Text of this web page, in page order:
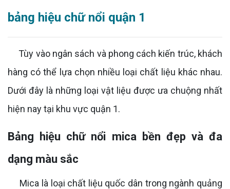
bảng hiệu chữ nổi quận 1
Tùy vào ngân sách và phong cách kiến trúc, khách
hàng có thể lựa chọn nhiều loại chất liệu khác nhau.
Dưới đây là những loại vật liệu được ưa chuộng nhất
hiện nay tại khu vực quận 1.
Bảng hiệu chữ nổi mica bền đẹp và đa
dạng màu sắc
Mica là loại chất liệu quốc dân trong ngành quảng